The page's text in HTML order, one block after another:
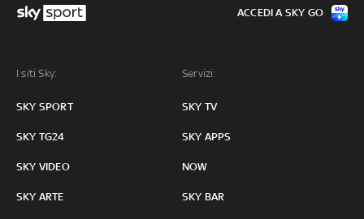
I siti Sky:
SKY SPORT
SKY TG24
SKY VIDEO
SKY ARTE
Servizi:
SKY TV
SKY APPS
NOW
SKY BAR
ACCEDI A SKY GO